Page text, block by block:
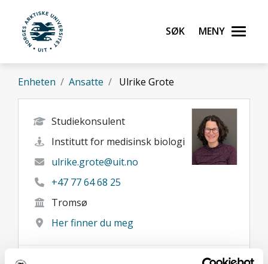
Gå til hovedinnhold
UiT Norges arktiske universitet
Søk Meny
Enheten Ansatte Ulrike Grote
Studiekonsulent
Institutt for medisinsk biologi
ulrike.grote@uit.no
+47 77 64 68 25
Tromsø
Her finner du meg